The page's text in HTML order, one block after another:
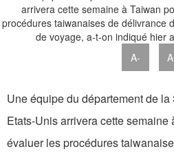
A-
Une équipe du département de
Etats-Unis arrivera cette semaine
évaluer les procédures